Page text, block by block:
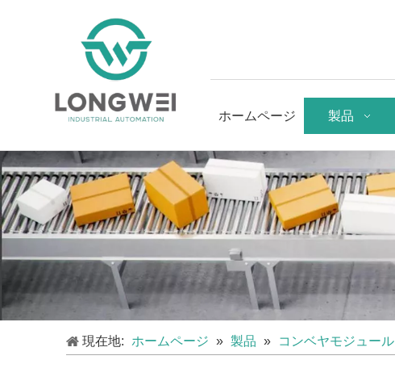
ホームページ 製品
現在地: ホームページ » 製品 » コンベヤモジュール